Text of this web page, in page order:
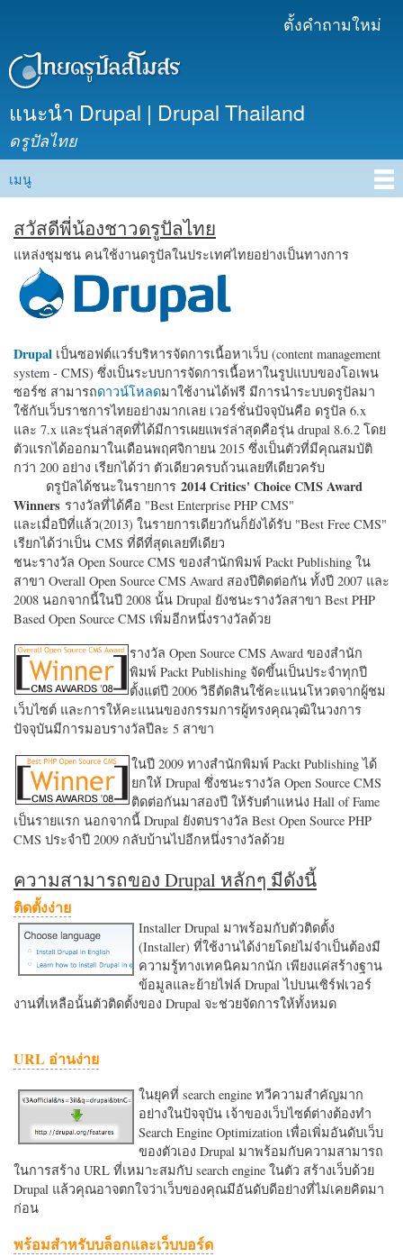
เนื้อหา
ตั้งคำถามใหม่
แนะนำ Drupal | Drupal Thailand
ดรูปัลไทย
Main menu
เมนู
สวัสดีพี่น้องชาวดรูปัลไทย
แหล่งชุมชน คนใช้งานดรูปัลในประเทศไทยอย่างเป็นทางการ
Drupal เป็นซอฟต์แวร์บริหารจัดการเนื้อหาเว็บ (content management
system - CMS) ซึ่งเป็นระบบการจัดการเนื้อหาในรูปแบบของโอเพน
ซอร์ซ สามารถดาวน์โหลดมาใช้งานได้ฟรี มีการนำระบบดรูปัลมา
ใช้กับเว็บราชการไทยอย่างมากเลย เวอร์ชั่นปัจจุบันคือ ดรูปัล 6.x
และ 7.x และรุ่นล่าสุดที่ได้มีการเผยแพร่ล่าสุดคือรุ่น drupal 8.6.2 โดย
ตัวแรกได้ออกมาในเดือนพฤศจิกายน 2015 ซึ่งเป็นตัวที่มีคุณสมบัติ
กว่า 200 อย่าง เรียกได้ว่า ตัวเดียวครบถ้วนเลยทีเดียวครับ
ดรูปัลได้ชนะในรายการ 2014 Critics' Choice CMS Award
Winners รางวัลที่ได้คือ "Best Enterprise PHP CMS"
และเมื่อปีที่แล้ว(2013) ในรายการเดียวกันก็ยังได้รับ "Best Free CMS"
เรียกได้ว่าเป็น CMS ที่ดีที่สุดเลยทีเดียว
ชนะรางวัล Open Source CMS ของสำนักพิมพ์ Packt Publishing ใน
สาขา Overall Open Source CMS Award สองปีติดต่อกัน ทั้งปี 2007 และ
2008 นอกจากนี้ในปี 2008 นั้น Drupal ยังชนะรางวัลสาขา Best PHP
Based Open Source CMS เพิ่มอีกหนึ่งรางวัลด้วย
รางวัล Open Source CMS Award ของสำนัก
พิมพ์ Packt Publishing จัดขึ้นเป็นประจำทุกปี
ตั้งแต่ปี 2006 วิธีตัดสินใช้คะแนนโหวตจากผู้ชม
เว็บไซต์ และการให้คะแนนของกรรมการผู้ทรงคุณวุฒิในวงการ
ปัจจุบันมีการมอบรางวัลปีละ 5 สาขา
ในปี 2009 ทางสำนักพิมพ์ Packt Publishing ได้
ยกให้ Drupal ซึ่งชนะรางวัล Open Source CMS
ติดต่อกันมาสองปี ให้รับตำแหน่ง Hall of Fame
เป็นรายแรก นอกจากนี้ Drupal ยังตบรางวัล Best Open Source PHP
CMS ประจำปี 2009 กลับบ้านไปอีกหนึ่งรางวัลด้วย
ความสามารถของ Drupal หลักๆ มีดังนี้
ติดตั้งง่าย
Installer Drupal มาพร้อมกับตัวติดตั้ง
(Installer) ที่ใช้งานได้ง่ายโดยไม่จำเป็นต้องมี
ความรู้ทางเทคนิคมากนัก เพียงแค่สร้างฐาน
ข้อมูลและย้ายไฟล์ Drupal ไปบนเซิร์ฟเวอร์
งานที่เหลือนั้นตัวติดตั้งของ Drupal จะช่วยจัดการให้ทั้งหมด
URL อ่านง่าย
ในยุคที่ search engine ทวีความสำคัญมาก
อย่างในปัจจุบัน เจ้าของเว็บไซต์ต่างต้องทำ
Search Engine Optimization เพื่อเพิ่มอันดับเว็บ
ของตัวเอง Drupal มาพร้อมกับความสามารถ
ในการสร้าง URL ที่เหมาะสมกับ search engine ในตัว สร้างเว็บด้วย
Drupal แล้วคุณอาจตกใจว่าเว็บของคุณมีอันดับดีอย่างที่ไม่เคยคิดมา
ก่อน
พร้อมสำหรับบล็อกและเว็บบอร์ด